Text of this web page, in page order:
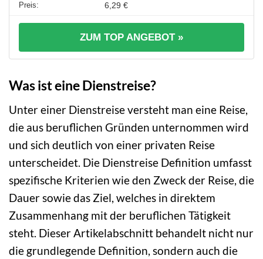
6,29 €
ZUM TOP ANGEBOT »
Was ist eine Dienstreise?
Unter einer Dienstreise versteht man eine Reise,
die aus beruflichen Gründen unternommen wird
und sich deutlich von einer privaten Reise
unterscheidet. Die Dienstreise Definition umfasst
spezifische Kriterien wie den Zweck der Reise, die
Dauer sowie das Ziel, welches in direktem
Zusammenhang mit der beruflichen Tätigkeit
steht. Dieser Artikelabschnitt behandelt nicht nur
die grundlegende Definition, sondern auch die